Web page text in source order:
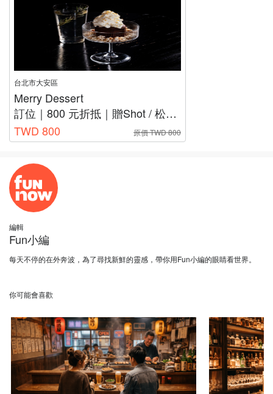
台北市大安區
Merry Dessert
訂位｜800 元折抵｜贈Shot / 松露薯條
原價 TWD 800
TWD 800
編輯
Fun小編
每天不停的在外奔波，為了尋找新鮮的靈感，帶你用Fun小編的眼睛看世界。
你可能會喜歡